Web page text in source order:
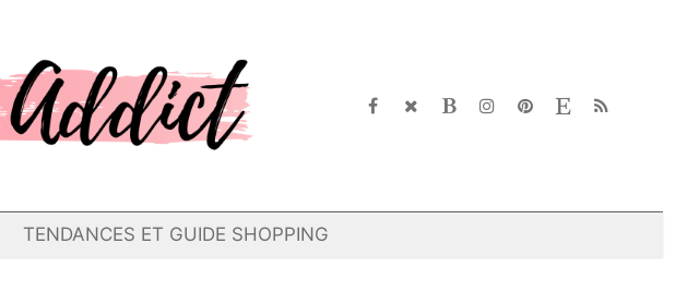
TENDANCES ET GUIDE SHOPPING